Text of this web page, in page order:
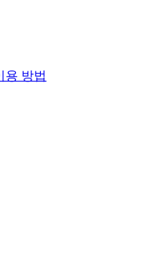
용 방법